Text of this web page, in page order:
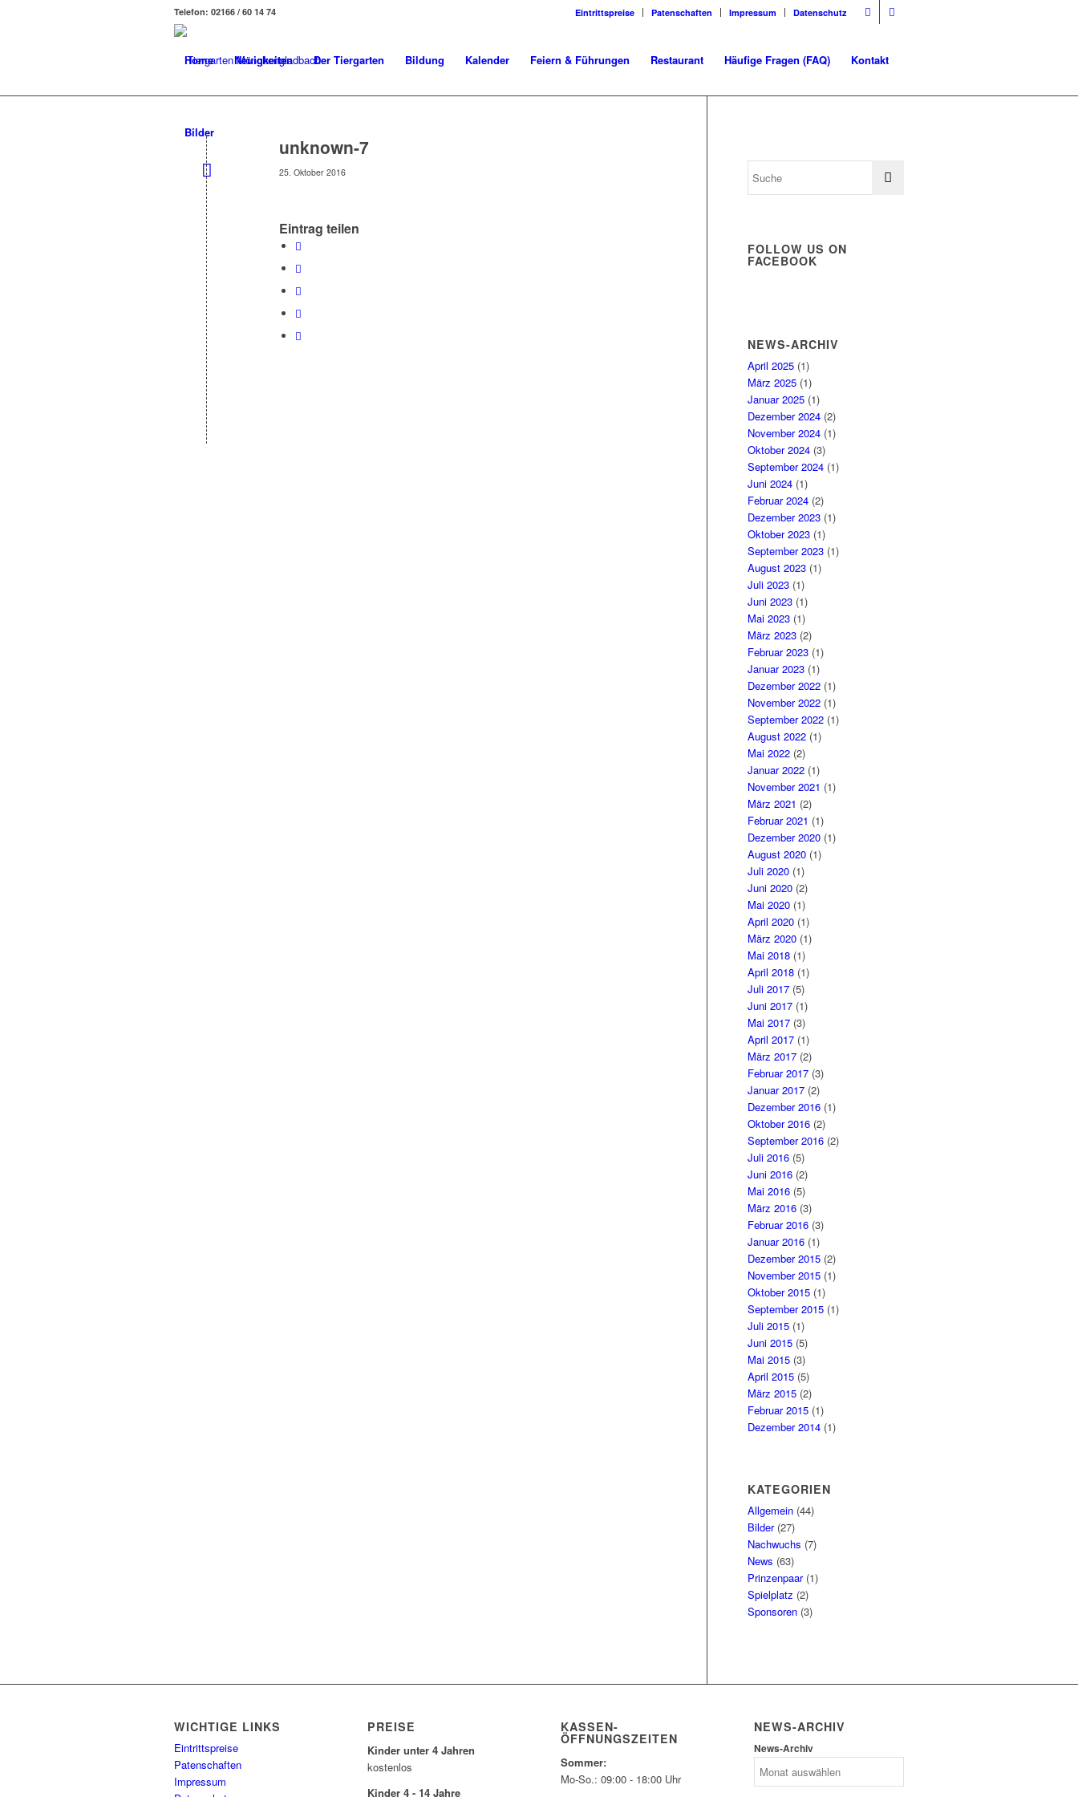
Eintrittspreise Patenschaften Impressum Datenschutz
Telefon: 02166 / 60 14 74
Home Neuigkeiten Der Tiergarten Bildung Kalender Feiern & Führungen Restaurant Häufige Fragen (FAQ) Kontakt
Bilder
unknown-7
25. Oktober 2016
Eintrag teilen
FOLLOW US ON
FACEBOOK
NEWS-ARCHIV
April 2025 (1)
März 2025 (1)
Januar 2025 (1)
Dezember 2024 (2)
November 2024 (1)
Oktober 2024 (3)
September 2024 (1)
Juni 2024 (1)
Februar 2024 (2)
Dezember 2023 (1)
Oktober 2023 (1)
September 2023 (1)
August 2023 (1)
Juli 2023 (1)
Juni 2023 (1)
Mai 2023 (1)
März 2023 (2)
Februar 2023 (1)
Januar 2023 (1)
Dezember 2022 (1)
November 2022 (1)
September 2022 (1)
August 2022 (1)
Mai 2022 (2)
Januar 2022 (1)
November 2021 (1)
März 2021 (2)
Februar 2021 (1)
Dezember 2020 (1)
August 2020 (1)
Juli 2020 (1)
Juni 2020 (2)
Mai 2020 (1)
April 2020 (1)
März 2020 (1)
Mai 2018 (1)
April 2018 (1)
Juli 2017 (5)
Juni 2017 (1)
Mai 2017 (3)
April 2017 (1)
März 2017 (2)
Februar 2017 (3)
Januar 2017 (2)
Dezember 2016 (1)
Oktober 2016 (2)
September 2016 (2)
Juli 2016 (5)
Juni 2016 (2)
Mai 2016 (5)
März 2016 (3)
Februar 2016 (3)
Januar 2016 (1)
Dezember 2015 (2)
November 2015 (1)
Oktober 2015 (1)
September 2015 (1)
Juli 2015 (1)
Juni 2015 (5)
Mai 2015 (3)
April 2015 (5)
März 2015 (2)
Februar 2015 (1)
Dezember 2014 (1)
KATEGORIEN
Allgemein (44)
Bilder(27)
Nachwuchs (7)
News (63)
Prinzenpaar(1)
Spielplatz (2)
Sponsoren (3)
WICHTIGE LINKS
Eintrittspreise
Patenschaften
Impressum
PREISE
Kinder unter 4 Jahren
kostenlos
Kinder 4 - 14 Jahre
KASSEN-
ÖFFNUNGSZEITEN
Sommer:
Mo-So.: 09:00 - 18:00 Uhr
NEWS-ARCHIV
News-Archiv